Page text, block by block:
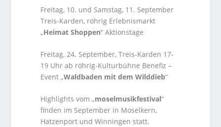
Freitag, 10. und Samstag, 11. September
Treis-Karden, röhrig Erlebnismarkt
„Heimat Shoppen“ Aktionstage
Freitag, 24. September, Treis-Karden 17-
19 Uhr ab röhrig-Kulturbühne Benefiz –
Event „Waldbaden mit dem Wilddieb“
Highlights vom „moselmusikfestival“
finden im September in Moselkern,
Hatzenport und Winningen statt.